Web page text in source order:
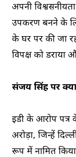
अपनी
उपकरण बनने के
के घर पर की जा
विपक्ष को डराया
संजय सिंह पर
ईडी के आरोप पत्र
अरोड़ा, जिन्हें
रूप में नामित